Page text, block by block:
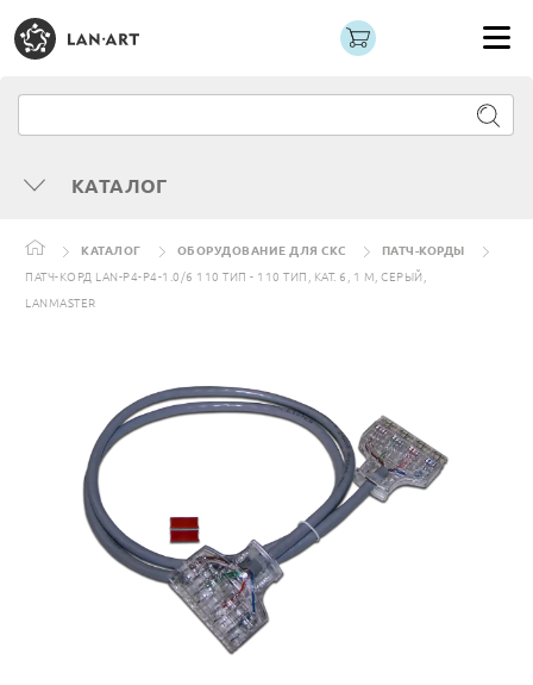
КАТАЛОГ
КАТАЛОГ ОБОРУДОВАНИЕ ДЛЯ СКС
ПАТЧ-КОРДЫ
ПАТЧ-КОРД LAN-P4-P4-1.0/6 110 ТИП - 110 ТИП, КАТ. 6, 1 М, СЕРЫЙ,
LANMASTER